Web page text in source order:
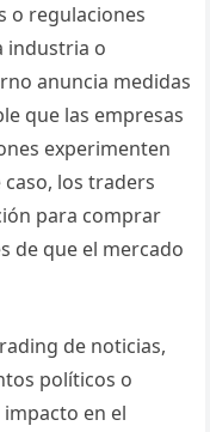
o regulaciones
industria o
anuncia medidas
que las empresas
experimenten
los traders
para comprar
de que el mercado
de noticias,
políticos o
en el